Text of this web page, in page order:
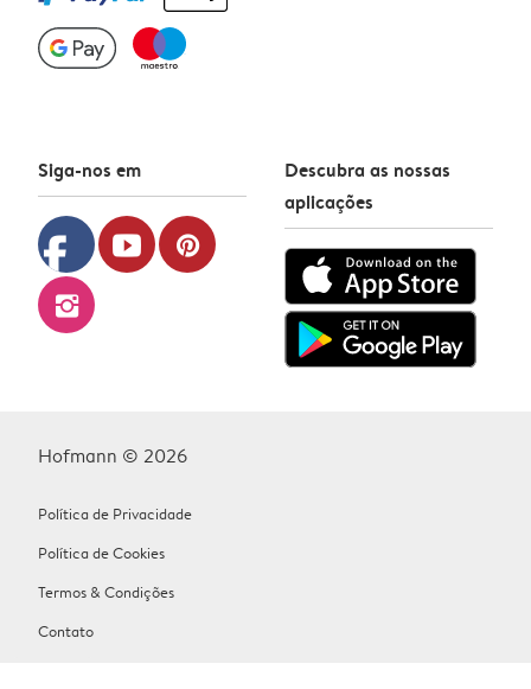
Siga-nos em
facebook youtube pinterest
instagram
Descubra as nossas
aplicações
Hofmann © 2026
Política de Privacidade
Política de Cookies
Termos & Condições
Contato